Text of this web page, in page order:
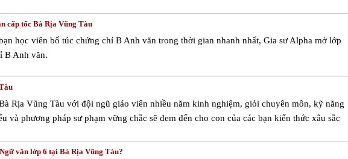
cấp tốc Bà Rịa Vũng Tàu
học viên bổ túc chứng chỉ B Anh văn trong thời gian nhanh nhất, Gia sư Alpha mở lớp
B Anh văn.
Rịa Vũng Tàu với đội ngũ giáo viên nhiều năm kinh nghiệm, giỏi chuyên môn, kỹ năng
và phương pháp sư phạm vững chắc sẽ đem đến cho con của các bạn kiến thức xâu sắc
văn lớp 6 tại Bà Rịa Vũng Tàu?